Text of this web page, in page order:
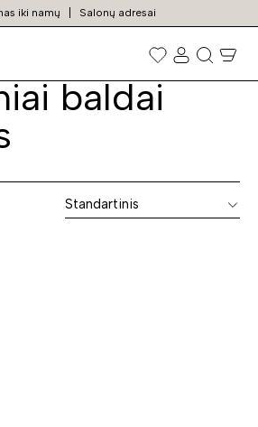
iki namų Salonų adresai
/
baldai
Standartinis